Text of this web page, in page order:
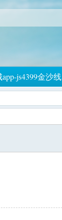
js4399金沙线